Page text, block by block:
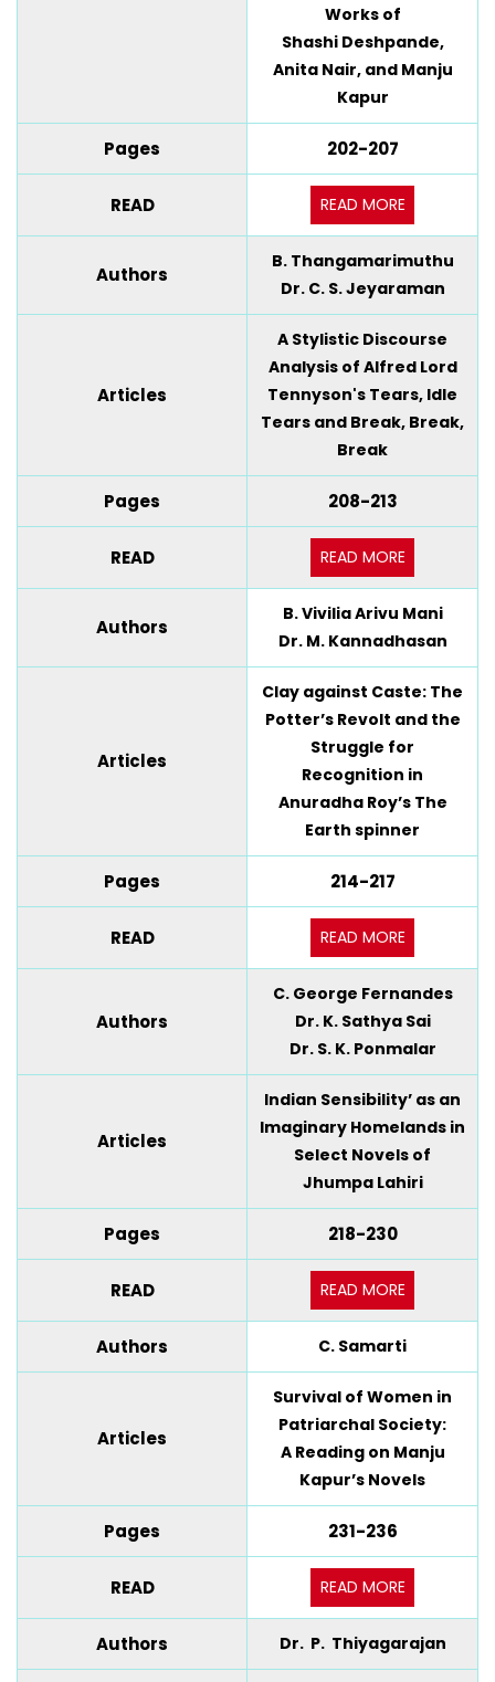
Works of
Shashi Deshpande,
Anita Nair, and Manju
Kapur
Pages 202-207
READ READ MORE
Authors
B. Thangamarimuthu
Dr. C. S. Jeyaraman
Articles
A Stylistic Discourse
Analysis of Alfred Lord
Tennyson's Tears, Idle
Tears and Break, Break,
Break
Pages 208-213
READ READ MORE
Authors
B. Vivilia Arivu Mani
Dr. M. Kannadhasan
Articles
Clay against Caste: The
Potter’s Revolt and the
Struggle for
Recognition in
Anuradha Roy’s The
Earth spinner
Pages 214-217
READ READ MORE
Authors
C. George Fernandes
Dr. K. Sathya Sai
Dr. S. K. Ponmalar
Articles
Indian Sensibility’ as an
Imaginary Homelands in
Select Novels of
Jhumpa Lahiri
Pages 218-230
READ READ MORE
Authors C. Samarti
Articles
Survival of Women in
Patriarchal Society:
A Reading on Manju
Kapur’s Novels
Pages 231-236
READ READ MORE
Authors Dr. P. Thiyagarajan